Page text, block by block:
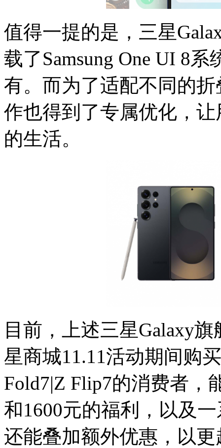
值得一提的是，三星
载了Samsung One UI 8
有。而为了适配不同的
作也得到了专属优化，
的生活。
目前，上述三星Galaxy
星商城11.11活动期间购
Fold7|Z Flip7的消费者，
和1600元的福利，以及
还能叠加额外优惠，以